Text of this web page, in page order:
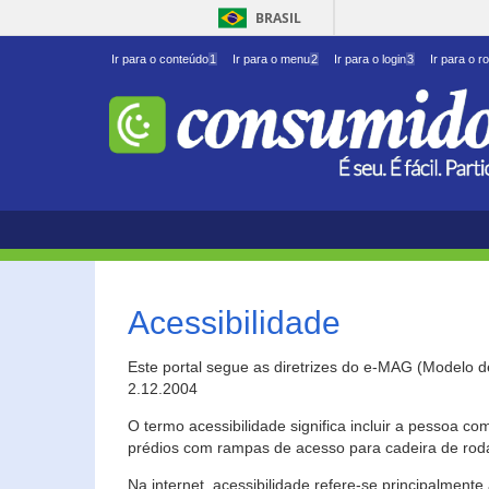
BRASIL
Ir para o conteúdo1 Ir para o menu2 Ir para o login3 Ir para o
Acessibilidade
Este portal segue as diretrizes do e-MAG (Modelo
2.12.2004
O termo acessibilidade significa incluir a pessoa
prédios com rampas de acesso para cadeira de
Na internet, acessibilidade refere-se